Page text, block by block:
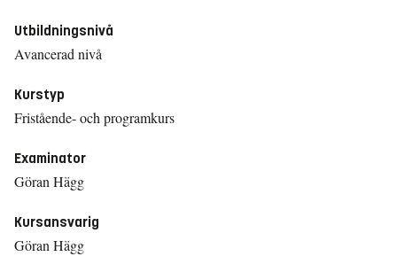
Utbildningsnivå
Avancerad nivå
Kurstyp
Fristående- och programkurs
Examinator
Göran Hägg
Kursansvarig
Göran Hägg